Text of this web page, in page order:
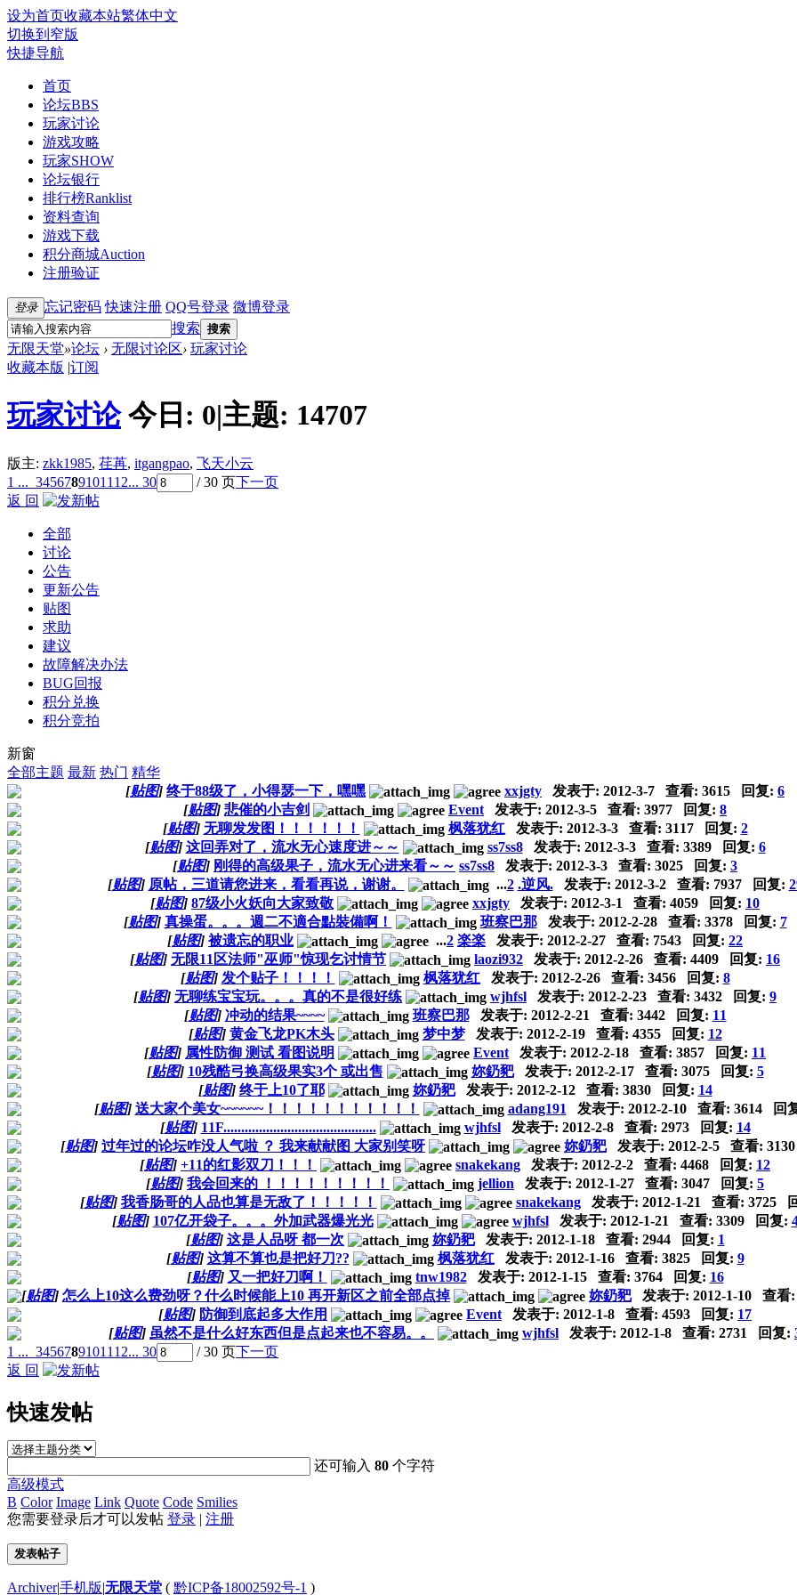
设为首页收藏本站繁体中文
切换到窄版
快捷导航
首页
论坛BBS
玩家讨论
游戏攻略
玩家SHOW
论坛银行
排行榜Ranklist
资料查询
游戏下载
积分商城Auction
注册验证
登录 忘记密码 快速注册 QQ号登录 微博登录
搜索 搜索
无限天堂»论坛 › 无限讨论区› 玩家讨论
收藏本版 |订阅
玩家讨论 今日: 0|主题: 14707
版主: zkk1985, 荏苒, itgangpao, 飞天小云
1 ... 34567891011 12... 30 / 30 页下一页
返 回
全部
讨论
公告
更新公告
贴图
求助
建议
故障解决办法
BUG回报
积分兑换
积分竞拍
新窗
全部主题 最新 热门 精华
[贴图] 终于88级了，小得瑟一下，嘿嘿 xxjgty 发表于: 2012-3-7 查看: 3615 回复: 6
[贴图] 悲催的小吉剑 Event 发表于: 2012-3-5 查看: 3977 回复: 8
[贴图] 无聊发发图！！！！！！ 枫落犹红发表于: 2012-3-3查看: 3117 回复: 2
[贴图] 这回弄对了，流水无心速度进～～ ss7ss8发表于: 2012-3-3查看: 3389 回复: 6
[贴图] 刚得的高级果子，流水无心进来看～～ ss7ss8 发表于: 2012-3-3 查看: 3025 回复: 3
[贴图] 原帖，三道请您进来，看看再说，谢谢。 ...2 .逆风.发表于: 2012-3-2查看: 7937 回复:
[贴图] 87级小火妖向大家致敬 xxjgty 发表于: 2012-3-1 查看: 4059 回复: 10
[贴图] 真操蛋。。。週二不適合點裝備啊！ 班察巴那发表于: 2012-2-28查看: 3378 回复: 7
[贴图] 被遗忘的职业 ...2 楽楽 发表于: 2012-2-27 查看: 7543 回复: 22
[贴图] 无限11区法师"巫师"惊现乞讨情节 laozi932 发表于: 2012-2-26 查看: 4409 回复: 16
[贴图] 发个贴子！！！！ 枫落犹红发表于: 2012-2-26查看: 3456 回复: 8
[贴图] 无聊练宝宝玩。。。真的不是很好练 wjhfsl 发表于: 2012-2-23 查看: 3432 回复: 9
[贴图] 冲动的结果~~~~ 班察巴那发表于: 2012-2-21 查看: 3442 回复: 11
[贴图] 黄金飞龙PK木头 梦中梦发表于: 2012-2-19查看: 4355 回复: 12
[贴图] 属性防御 测试 看图说明 Event 发表于: 2012-2-18 查看: 3857 回复: 11
[贴图] 10残酷弓换高级果实3个 或出售 妳釢豝发表于: 2012-2-17查看: 3075 回复: 5
[贴图] 终于上10了耶 妳釢豝发表于: 2012-2-12查看: 3830 回复: 14
[贴图] 送大家个美女~~~~~~！！！！！！！！！！！ adang191 发表于: 2012-2-10查看: 3614 回
[贴图] 11F........................................... wjhfsl发表于: 2012-2-8查看: 2973 回复: 14
[贴图] 过年过的论坛咋没人气啦 ？ 我来献献图 大家别笑呀 妳釢豝发表于: 2012-2-5 查看:
[贴图] +11的红影双刀！！！ snakekang 发表于: 2012-2-2 查看: 4468 回复: 12
[贴图] 我会回来的 ！！！！！！！！！ jellion 发表于: 2012-1-27 查看: 3047 回复: 5
[贴图] 我香肠哥的人品也算是无敌了！！！！！ snakekang发表于: 2012-1-21 查看: 3725
[贴图] 107亿开袋子。。。外加武器爆光光 wjhfsl发表于: 2012-1-21 查看: 3309 回复:
[贴图] 这是人品呀 都一次 妳釢豝发表于: 2012-1-18查看: 2944 回复: 1
[贴图] 这算不算也是把好刀?? 枫落犹红发表于: 2012-1-16查看: 3825 回复: 9
[贴图] 又一把好刀啊！ tnw1982发表于: 2012-1-15查看: 3764 回复: 16
[贴图] 怎么上10这么费劲呀？什么时候能上10 再开新区之前全部点掉 妳釢豝发表于: 2012-1-10 查看:
[贴图] 防御到底起多大作用 Event 发表于: 2012-1-8 查看: 4593 回复: 17
[贴图] 虽然不是什么好东西但是点起来也不容易。。 wjhfsl 发表于: 2012-1-8 查看: 2731 回复:
1 ... 34567891011 12... 30 / 30 页下一页
返 回
快速发帖
还可输入80 个字符
高级模式
B Color Image Link Quote Code Smilies
您需要登录后才可以发帖 登录 | 注册
发表帖子
Archiver|手机版|无限天堂 ( 黔ICP备18002592号-1 )